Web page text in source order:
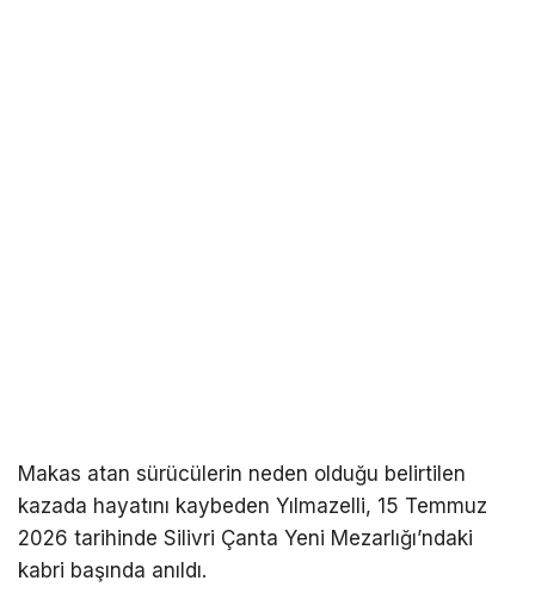
Makas atan sürücülerin neden olduğu belirtilen
kazada hayatını kaybeden Yılmazelli, 15 Temmuz
2026 tarihinde Silivri Çanta Yeni Mezarlığı’ndaki
kabri başında anıldı.